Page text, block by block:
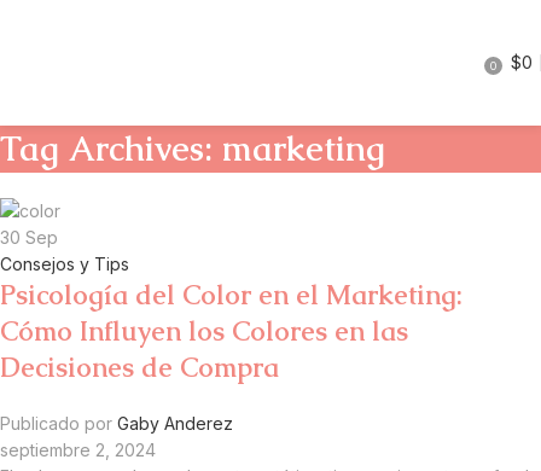
0 $0
Tag Archives: marketing
30 Sep
Consejos y Tips
Psicología del Color en el Marketing:
Cómo Influyen los Colores en las
Decisiones de Compra
Publicado por Gaby Anderez
septiembre 2, 2024